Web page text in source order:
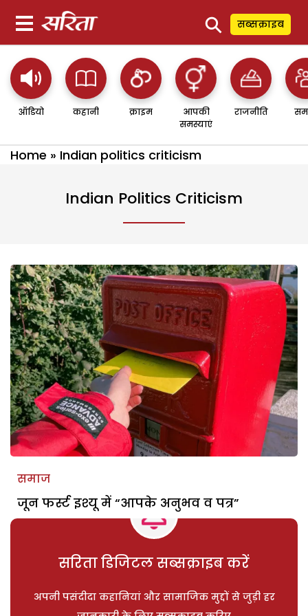
⚲ सब्सक्राइब
ऑडियो कहानी क्राइम
आपकी
समस्याएं
राजनीति
Home » Indian politics criticism
Indian Politics Criticism
समाज
जून फर्स्ट इश्यू में “आपके अनुभव व पत्र”
सरिता डिजिटल सब्सक्राइब करें
अपनी पसंदीदा कहानियां और सामाजिक मुद्दों से जुड़ी हर